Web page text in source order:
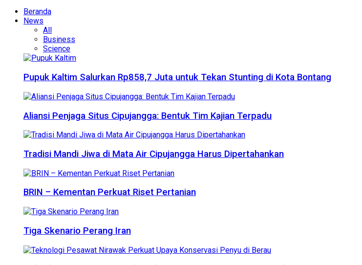
Beranda
News
All
Business
Science
Pupuk Kaltim Salurkan Rp858,7 Juta untuk Tekan Stunting di Kota Bontang
Aliansi Penjaga Situs Cipujangga: Bentuk Tim Kajian Terpadu
Tradisi Mandi Jiwa di Mata Air Cipujangga Harus Dipertahankan
BRIN – Kementan Perkuat Riset Pertanian
Tiga Skenario Perang Iran